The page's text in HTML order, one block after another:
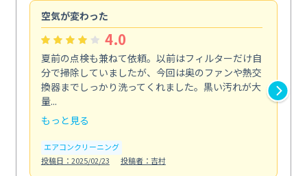
空気が変わった
4.0
夏前の点検も兼ねて依頼。以前はフィルターだけ自
分で掃除していましたが、今回は奥のファンや熱交
換器までしっかり洗ってくれました。黒い汚れが大
量...
もっと見る
エアコンクリーニング
投稿日：2025/02/23
投稿者：吉村